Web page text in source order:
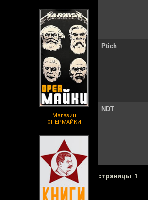
Магазин
ОПЕРМАЙКИ
Ptich
NDT
cтраницы: 1